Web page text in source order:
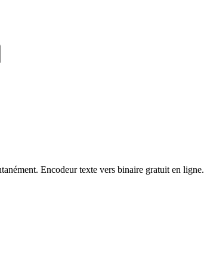
Encodeur texte vers binaire gratuit en ligne.